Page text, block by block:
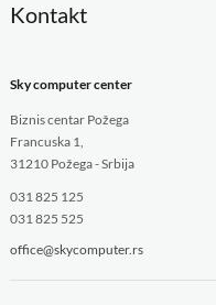
Kontakt
Sky computer center
Biznis centar Požega
Francuska 1,
31210 Požega - Srbija
031 825 125
031 825 525
office@skycomputer.rs